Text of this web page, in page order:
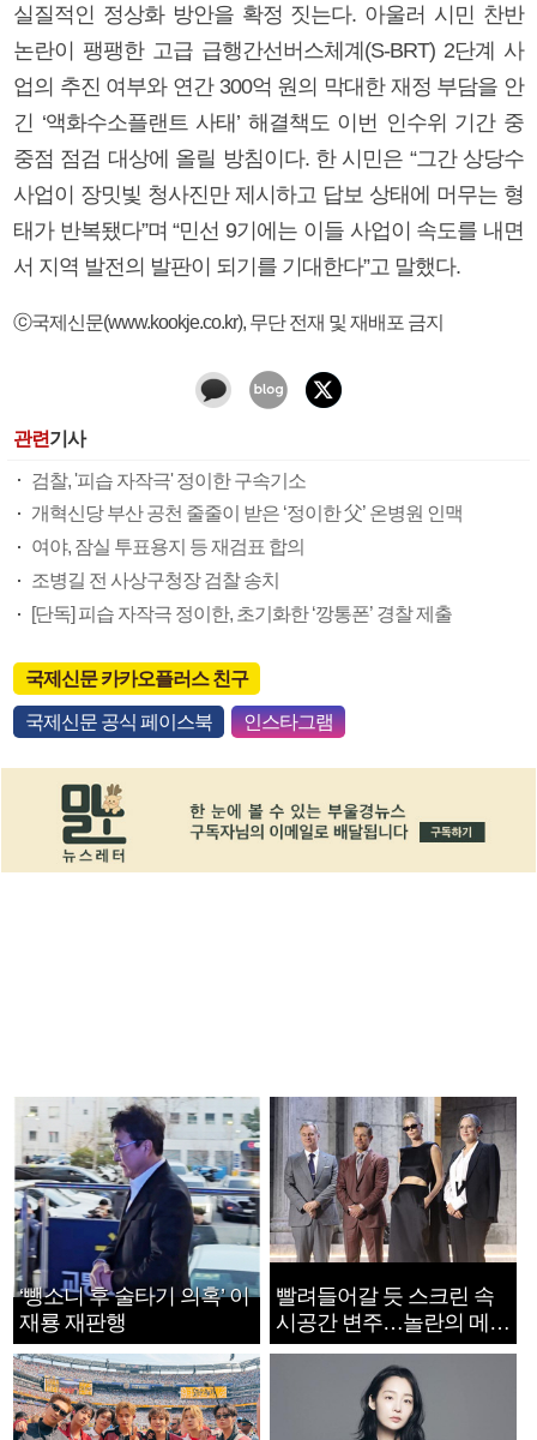
실질적인 정상화 방안을 확정 짓는다. 아울러 시민 찬반
논란이 팽팽한 고급 급행간선버스체계(S-BRT) 2단계 사
업의 추진 여부와 연간 300억 원의 막대한 재정 부담을 안
긴 ‘액화수소플랜트 사태’ 해결책도 이번 인수위 기간 중
중점 점검 대상에 올릴 방침이다. 한 시민은 “그간 상당수
사업이 장밋빛 청사진만 제시하고 답보 상태에 머무는 형
태가 반복됐다”며 “민선 9기에는 이들 사업이 속도를 내면
서 지역 발전의 발판이 되기를 기대한다”고 말했다.
ⓒ국제신문(www.kookje.co.kr), 무단 전재 및 재배포 금지
관련기사
검찰, '피습 자작극' 정이한 구속기소
개혁신당 부산 공천 줄줄이 받은 ‘정이한 父’ 온병원 인맥
여야, 잠실 투표용지 등 재검표 합의
조병길 전 사상구청장 검찰 송치
[단독] 피습 자작극 정이한, 초기화한 ‘깡통폰’ 경찰 제출
국제신문 카카오플러스 친구
국제신문 공식 페이스북 인스타그램
‘뺑소니 후 술타기 의혹’ 이
재룡 재판행
빨려들어갈 듯 스크린 속
시공간 변주…놀란의 메시
지는 ‘전쟁 속죄’